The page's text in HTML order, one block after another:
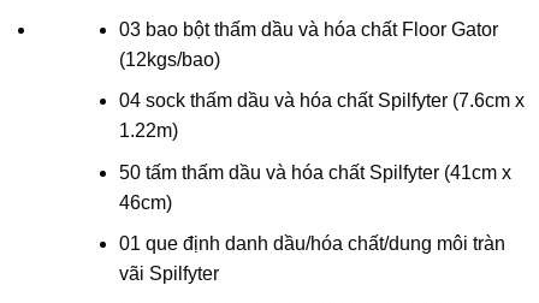
03 bao bột thấm dầu và hóa chất Floor Gator
(12kgs/bao)
04 sock thấm dầu và hóa chất Spilfyter (7.6cm x
1.22m)
50 tấm thấm dầu và hóa chất Spilfyter (41cm x
46cm)
01 que định danh dầu/hóa chất/dung môi tràn
vãi Spilfyter